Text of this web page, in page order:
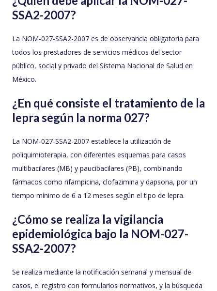
SSA2-2007?
La NOM-027-SSA2-2007 es de observancia obligatoria para
todos los prestadores de servicios médicos del sector
público, social y privado del Sistema Nacional de Salud en
México.
¿En qué consiste el tratamiento de la
lepra según la norma 027?
La NOM-027-SSA2-2007 establece la utilización de
poliquimioterapia, con diferentes esquemas para casos
multibacilares (MB) y paucibacilares (PB), combinando
fármacos como rifampicina, clofazimina y dapsona, por un
tiempo mínimo de 6 a 12 meses según el tipo de lepra.
¿Cómo se realiza la vigilancia
epidemiológica bajo la NOM-027-
SSA2-2007?
Se realiza mediante la notificación semanal y mensual de
casos, el registro con formularios normativos, y la búsqueda